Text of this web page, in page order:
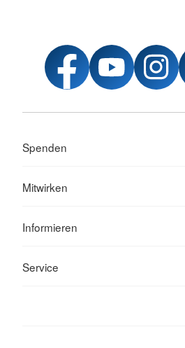
Spenden
Mitwirken
Informieren
Service